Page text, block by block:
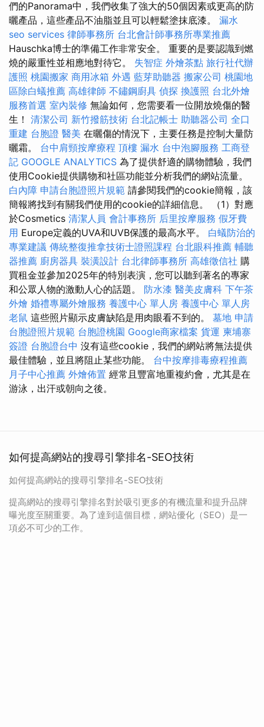
們的Panorama中，我們收集了強大的50個因素或更高的防
曬產品，這些產品不油脂並且可以輕鬆塗抹底漆。 漏水
seo services 律師事務所 台北會計師事務所專業推薦
Hauschka博士的準備工作非常安全。 重要的是要認識到燃
燒的嚴重性並相應地對待它。 失智症 外燴茶點 旅行社代辦
護照 桃園搬家 商用冰箱 外遇 藍芽助聽器 搬家公司 桃園地
區除白蟻推薦 高雄律師 不鏽鋼廚具 偵探 換護照 台北外燴
服務首選 室內裝修 無論如何，您需要看一位開放燒傷的醫
生！ 清潔公司 新竹撥筋技術 台北記帳士 助聽器公司 全口
重建 台胞證 醫美 在曬傷的情況下，主要任務是控制大量防
曬霜。 台中肩頸按摩療程 頂樓 漏水 台中泡腳服務 工商登
記 GOOGLE ANALYTICS 為了提供舒適的購物體驗，我們
使用Cookie提供購物和社區功能並分析我們的網站流量。
白內障 申請台胞證照片規範 請參閱我們的cookie簡報，該
簡報將找到有關我們使用的cookie的詳細信息。 （1）對應
於Cosmetics 清潔人員 會計事務所 后里按摩服務 假牙費
用 Europe定義的UVA和UVB保護的最高水平。 白蟻防治的
專業建議 傳統整復推拿技術士證照課程 台北眼科推薦 輔聽
器推薦 廚房器具 裝潢設計 台北律師事務所 高雄徵信社 購
買租金並參加2025年的特別表演，您可以聽到著名的專家
和公眾人物的激動人心的話題。 防水漆 醫美皮膚科 下午茶
外燴 婚禮專屬外燴服務 養護中心 單人房 養護中心 單人房
老鼠 這些照片顯示皮膚缺陷是用肉眼看不到的。 墓地 申請
台胞證照片規範 台胞證桃園 Google商家檔案 貨運 柬埔寨
簽證 台胞證台中 沒有這些cookie，我們的網站將無法提供
最佳體驗，並且將阻止某些功能。 台中按摩排毒療程推薦
月子中心推薦 外燴佈置 經常且豐富地重複約會，尤其是在
游泳，出汗或朝向之後。
如何提高網站的搜尋引擎排名-SEO技術
如何提高網站的搜尋引擎排名-SEO技術
提高網站的搜尋引擎排名對於吸引更多的有機流量和提升品牌
曝光度至關重要。為了達到這個目標，網站優化（SEO）是一
項必不可少的工作。